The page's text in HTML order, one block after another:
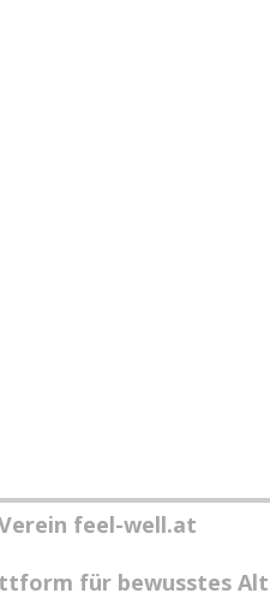
feel-well.at
für bewusstes